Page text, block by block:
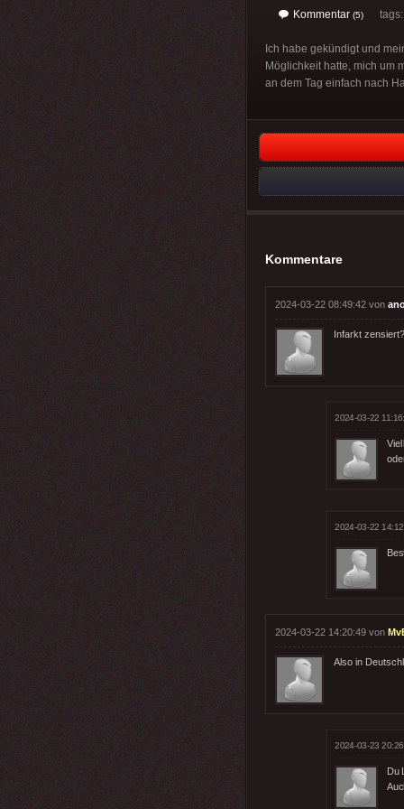
Kommentar (5)
Ich habe gekündigt und
Möglichkeit hatte, mich um
an dem Tag einfach nach
Kommentare
2024-03-22 08:49:42 von
Infarkt
2024-03-22
2024-03-22
2024-03-22 14:20:49 von
Also in
2024-03-23
Du